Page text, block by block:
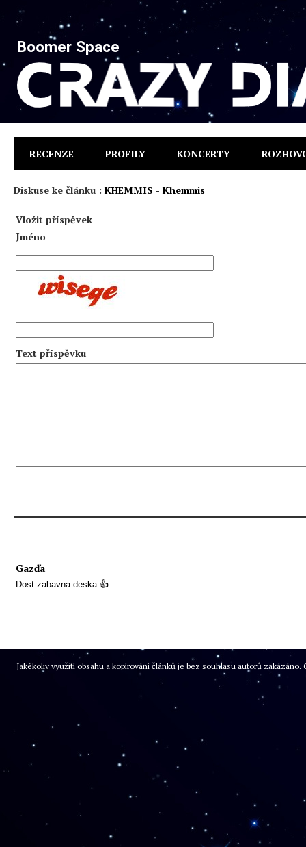
Boomer Space
RECENZE PROFILY KONCERTY
Diskuse ke článku : KHEMMIS - Khemmis
Vložit příspěvek
Jméno
Text příspěvku
Gazďa
Dost zabavna deska 👍
Jakékoliv využití obsahu a kopírování článků je bez souhlasu autorů